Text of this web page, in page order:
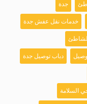
جدة
خدمات نقل عفش جدة
دباب توصيل جدة
السلامة